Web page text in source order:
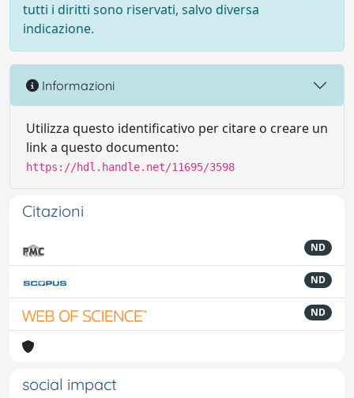
tutti i diritti sono riservati, salvo diversa
indicazione.
Informazioni
Utilizza questo identificativo per citare o creare un
link a questo documento:
https://hdl.handle.net/11695/3598
Citazioni
ND
ND
ND
social impact